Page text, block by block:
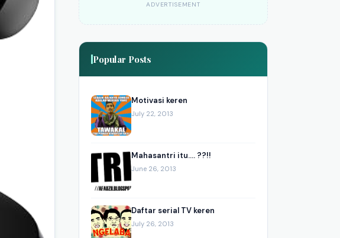
ADVERTISEMENT
Popular Posts
Motivasi keren
July 22, 2013
Mahasantri itu.... ??!!
June 26, 2013
Daftar serial TV keren
July 26, 2013